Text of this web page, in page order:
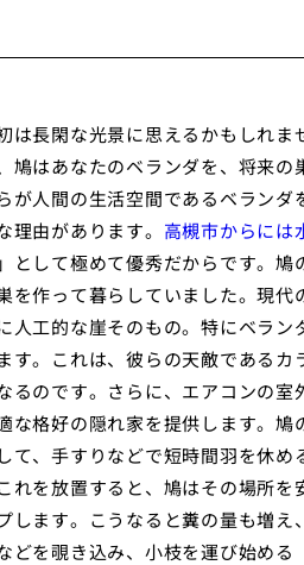
長閑な光景に思えるかもしれま
はあなたのベランダを、将来の
人間の生活空間であるベランダ
由があります。 高槻市からには
として極めて優秀だからです。鳩
を作って暮らしていました。現代
人工的な崖そのもの。特にベラン
す。これは、彼らの天敵であるカ
るのです。さらに、エアコンの室
な格好の隠れ家を提供します。鳩
て、手すりなどで短時間羽を休め
れを放置すると、鳩はその場所を
します。こうなると糞の量も増え
どを覗き込み、小枝を運び始める